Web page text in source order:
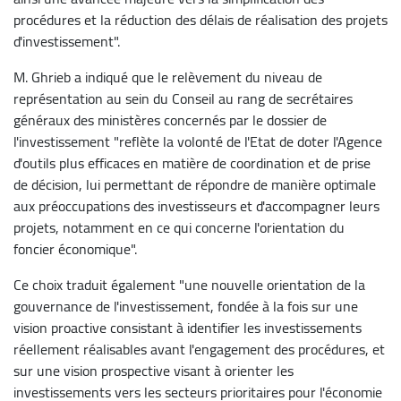
procédures et la réduction des délais de réalisation des projets
d'investissement".
M. Ghrieb a indiqué que le relèvement du niveau de
représentation au sein du Conseil au rang de secrétaires
généraux des ministères concernés par le dossier de
l'investissement "reflète la volonté de l'Etat de doter l'Agence
d'outils plus efficaces en matière de coordination et de prise
de décision, lui permettant de répondre de manière optimale
aux préoccupations des investisseurs et d'accompagner leurs
projets, notamment en ce qui concerne l'orientation du
foncier économique".
Ce choix traduit également "une nouvelle orientation de la
gouvernance de l'investissement, fondée à la fois sur une
vision proactive consistant à identifier les investissements
réellement réalisables avant l'engagement des procédures, et
sur une vision prospective visant à orienter les
investissements vers les secteurs prioritaires pour l'économie